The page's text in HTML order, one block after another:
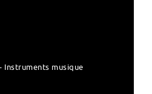
Instruments musique